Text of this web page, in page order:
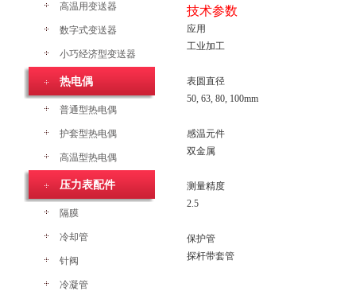
高温用变送器
数字式变送器
小巧经济型变送器
热电偶
普通型热电偶
护套型热电偶
高温型热电偶
压力表配件
隔膜
冷却管
针阀
冷凝管
技术参数
应用
工业加工
表圆直径
50, 63, 80, 100mm
感温元件
双金属
测量精度
2.5
保护管
探杆带套管